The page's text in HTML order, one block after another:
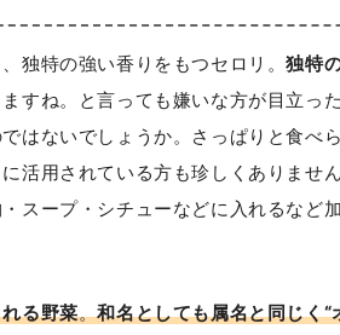
独特の強い香りをもつセロリ。独特
すね。と言っても嫌いな方が目立っ
はないでしょうか。さっぱりと食べ
活用されている方も珍しくありませ
スープ・シチューなどに入れるなど
る野菜。和名としても属名と同じく